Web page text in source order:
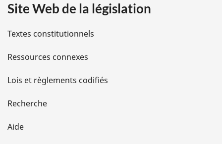
i
l
s
d
e
l
Site Web de la législation
Textes constitutionnels
Ressources connexes
Lois et règlements codifiés
Recherche
Aide